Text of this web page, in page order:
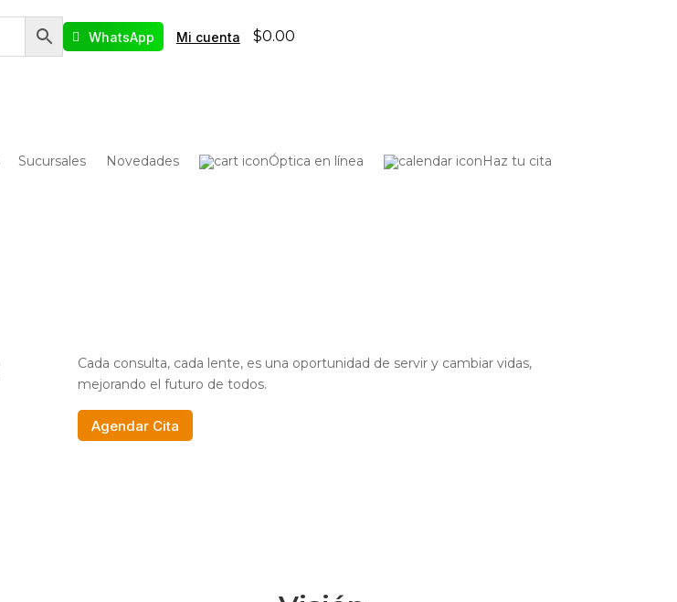
WhatsApp Mi cuenta $0.00
Sucursales Novedades Óptica en línea
Haz tu cita
Cada consulta, cada lente, es una oportunidad de servir y cambiar vidas,
mejorando el futuro de todos.
Agendar Cita